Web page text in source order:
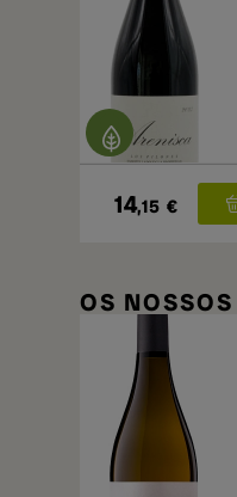
14,15 €
OS